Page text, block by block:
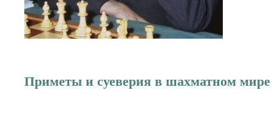
Приметы и суеверия в шахматном мире